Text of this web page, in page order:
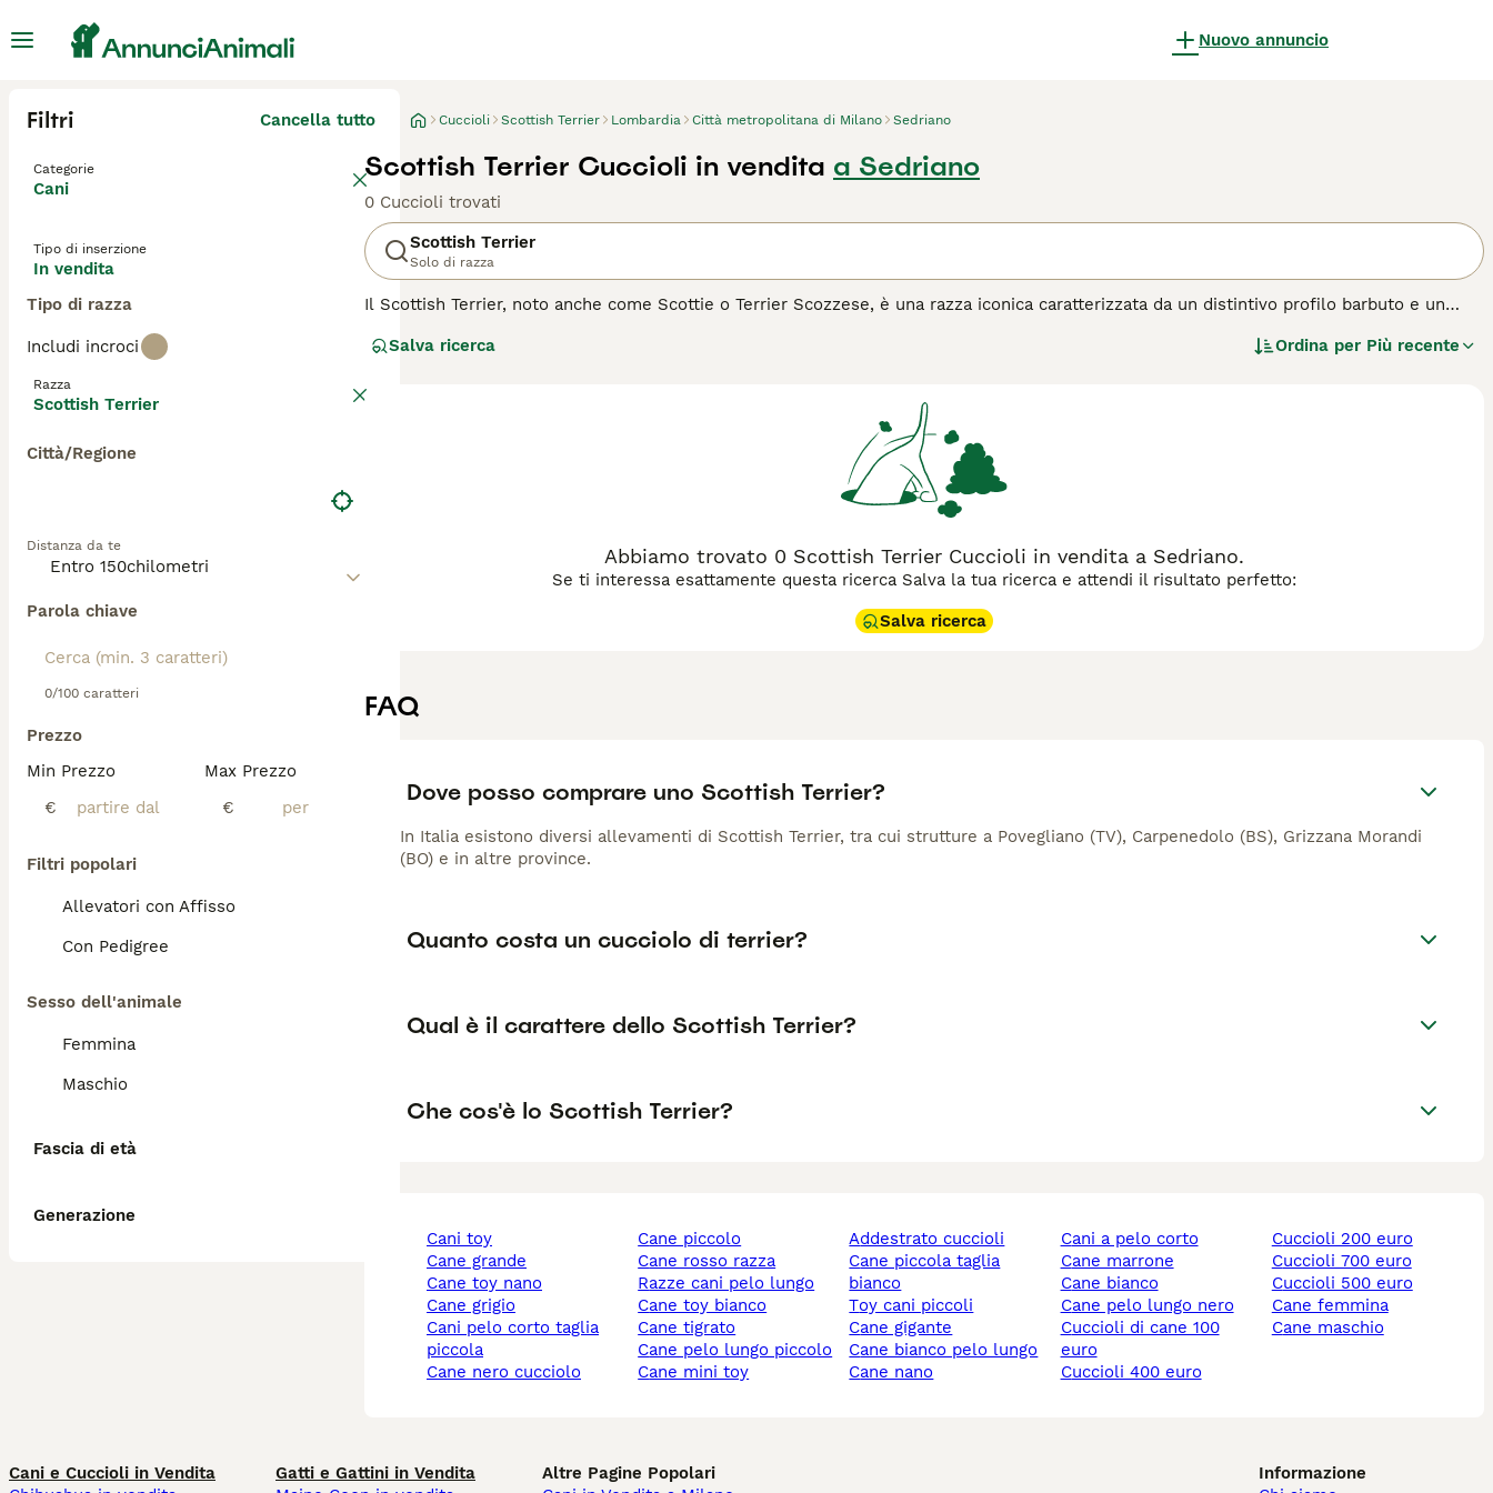
Nuovo annuncio
Filtri Cancella tutto
Categorie
Cani
Tipo di inserzione
In vendita
Tipo di razza
Includi incroci
Razza
Scottish Terrier
Città/Regione
Distanza da te
Parola chiave
0/100 caratteri
Prezzo
Min Prezzo
€
Max Prezzo
€
Filtri popolari
Allevatori con Affisso
Con Pedigree
Sesso dell'animale
Femmina
Maschio
Fascia di età
Generazione
Cuccioli Scottish Terrier Lombardia Città metropolitana di Milano Sedriano
Scottish Terrier Cuccioli in vendita a Sedriano
0 Cuccioli trovati
Scottish Terrier
Solo di razza
Il Scottish Terrier, noto anche come Scottie o Terrier Scozzese, è una razza iconica caratterizzata da un distintivo profilo barbuto e un
carattere fiero. Nonostante le dimensioni compatte, il Scottie è un cane da guardia eccellente, sempre all'erta e protettivo verso la sua
regolare toelettatura per mantenere il suo aspetto caratteristico e si adatta bene alla vita in appartamento, purché riceva adeguata attività
fisica. Ideale per chi cerca un compagno dal forte carattere e dall'aspetto distintivo.
Per scoprire se il Scottish Terrier è il cane giusto per te, leggi la guida all'acquisto per questa razza.
Salva ricerca Ordina per Più recente
Abbiamo trovato 0 Scottish Terrier Cuccioli in vendita a Sedriano.
Se ti interessa esattamente questa ricerca Salva la tua ricerca e attendi il risultato perfetto:
Salva ricerca
FAQ
Dove posso comprare uno Scottish Terrier?
In Italia esistono diversi allevamenti di Scottish Terrier, tra cui strutture a Povegliano (TV), Carpenedolo (BS), Grizzana Morandi
(BO) e in altre province.
Quanto costa un cucciolo di terrier?
Qual è il carattere dello Scottish Terrier?
Che cos'è lo Scottish Terrier?
cani toy
cane grande
cane toy nano
cane grigio
cani pelo corto taglia
piccola
cane nero cucciolo
cane piccolo
cane rosso razza
razze cani pelo lungo
cane toy bianco
cane tigrato
cane pelo lungo piccolo
cane mini toy
addestrato cuccioli
cane piccola taglia
bianco
toy cani piccoli
cane gigante
cane bianco pelo lungo
cane nano
cani a pelo corto
cane marrone
cane bianco
cane pelo lungo nero
cuccioli di cane 100
euro
cuccioli 400 euro
cuccioli 200 euro
cuccioli 700 euro
cuccioli 500 euro
cane femmina
cane maschio
Cani e Cuccioli in Vendita
Gatti e Gattini in Vendita
Altre Pagine Popolari
Informazione